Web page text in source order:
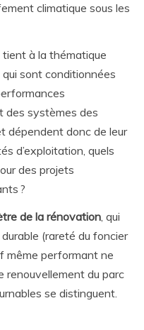
climatique sous les
tient à la thématique
sont conditionnées
des systèmes des
dépendent donc de leur
d’exploitation, quels
des projets
?
de la rénovation, qui
durable (rareté du foncier
même performant ne
renouvellement du parc
se distinguent.